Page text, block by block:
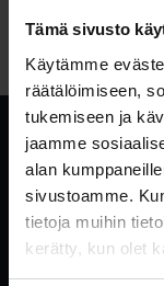
Tämä sivusto
Käytämme
räätälöimiseen,
tukemiseen ja
jaamme
alan
sivustoamme.
tietoja muihin
kerätty, kun olet
SAMT
Global leverantör
överskotts-